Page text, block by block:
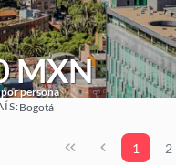
MXN
persona
See
Bogotá
1 2